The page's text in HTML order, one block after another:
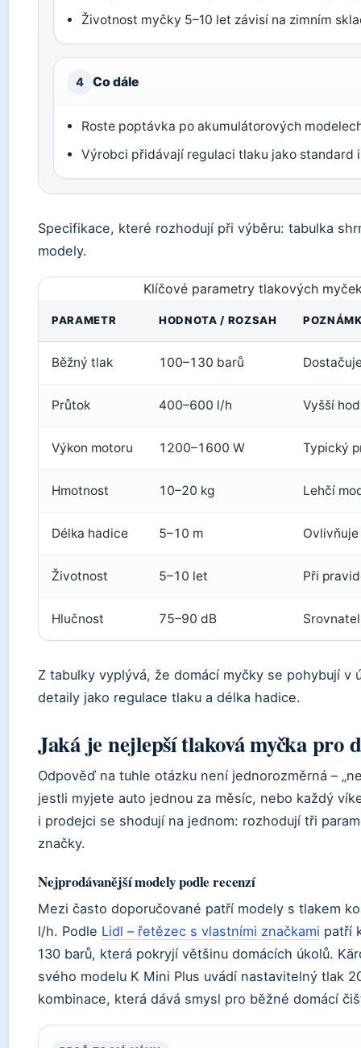
Životnost myčky 5–10 let závisí na zimním
4 Co dále
Roste poptávka po akumulátorových
Výrobci přidávají regulaci tlaku jako standard
Specifikace, které rozhodují při výběru: tabulka
modely.
Klíčové parametry tlakových
PARAMETR HODNOTA / ROZSAH
Běžný tlak 100–130 barů
Průtok 400–600 l/h Vyšší
Výkon motoru 1200–1600 W Typický
Hmotnost 10–20 kg Lehčí
Délka hadice 5–10 m
Životnost 5–10 let Při
Hlučnost 75–90 dB
Z tabulky vyplývá, že domácí myčky se pohybují v
detaily jako regulace tlaku a délka hadice.
Jaká je nejlepší tlaková myčka pro
Odpověď na tuhle otázku není jednorozměrná –
jestli myjete auto jednou za měsíc, nebo každý
i prodejci se shodují na jednom: rozhodují tři
značky.
Nejprodávanější modely podle recenzí
Mezi často doporučované patří modely s tlakem
l/h. Podle Lidl – řetězec s vlastními značkami patří
130 barů, která pokryjí většinu domácích úkolů.
svého modelu K Mini Plus uvádí nastavitelný tlak
kombinace, která dává smysl pro běžné domácí